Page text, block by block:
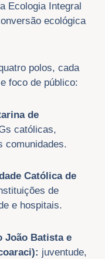
Ecologia Integral
ecológica
polos, cada
foco de público:
de
católicas,
comunidades.
Católica de
de
e hospitais.
João Batista e
: juventude,